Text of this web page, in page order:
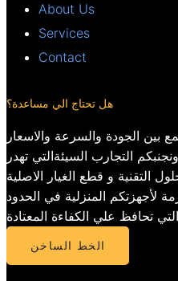
About Us
Services
Contact
هل تحتاج الي مساعدة؟
بين الجودة والسرعة والاسعار
التجارب السيئةالتي تهدر
التقنية و قطع الغيار الاصلية
لأجهزتكم المنزلية في الحدود
التي تحافظ علي الكفاءة المعتادة
الخط الساخن